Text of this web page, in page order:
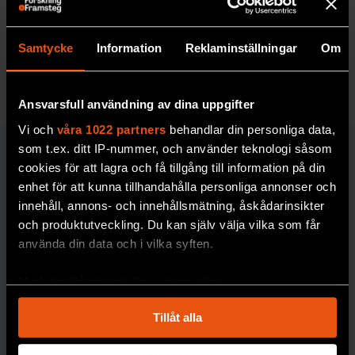
Samtycke Information Reklaminställningar Om
Ansvarsfull användning av dina uppgifter
Vi och våra 1022 partners behandlar din personliga data,
som t.ex. ditt IP-nummer, och använder teknologi såsom
cookies för att lagra och få tillgång till information på din
enhet för att kunna tillhandahålla personliga annonser och
innehåll, annons- och innehållsmätning, åskådarinsikter
och produktutveckling. Du kan själv välja vilka som får
använda din data och i vilka syften.
Med din tillåtelse skulle vi även vilja:
som kan ha en noggrannhet på upp till flera meter
Identifiera din enhet genom att aktivt skanna den
Tillåt alla
av oss extra mottagliga för säregna idéer om
hur världen fungerar.
MEDICIN & HÄLSA
MEDICIN & HÄLSA
Så ska döda
återuppstå
FORSKARKOMMENTA
R Johan Jendle
personer
diabetes